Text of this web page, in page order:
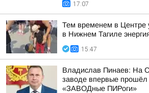
17:07
Тем временем в Центре
в Нижнем Тагиле
15:47
Владислав Пинаев: На
заводе впервые прошёл
«ЗАВОДные ПИРоги»